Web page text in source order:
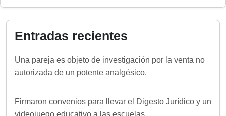
Entradas recientes
Una pareja es objeto de investigación por la venta no
autorizada de un potente analgésico.
Firmaron convenios para llevar el Digesto Jurídico y un